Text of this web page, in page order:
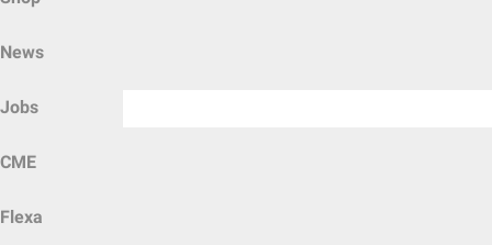
News
Jobs
CME
Flexa